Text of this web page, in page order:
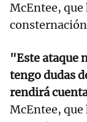
McEntee, que
"Este ataque
tengo dudas
rendirá
McEntee, que